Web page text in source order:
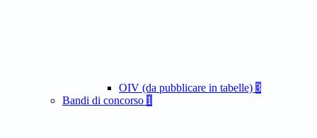
OIV (da pubblicare in tabelle) 3
Bandi di concorso 1